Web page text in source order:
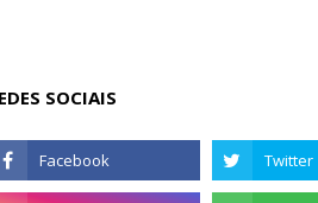
SOCIAIS